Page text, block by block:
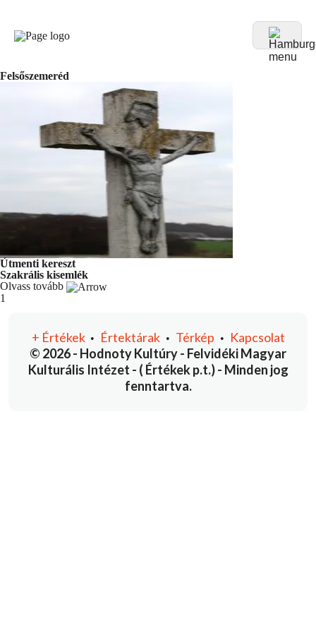
Felsőszemeréd
Útmenti kereszt
Szakrális kisemlék
Olvass tovább
You're currently reading page
1
© 2026 - Hodnoty Kultúry - Felvidéki Magyar
Kulturális Intézet - ( Értékek p.t.) - Minden jog
fenntartva.
+ Értékek • Értektárak• Térkép • Kapcsolat